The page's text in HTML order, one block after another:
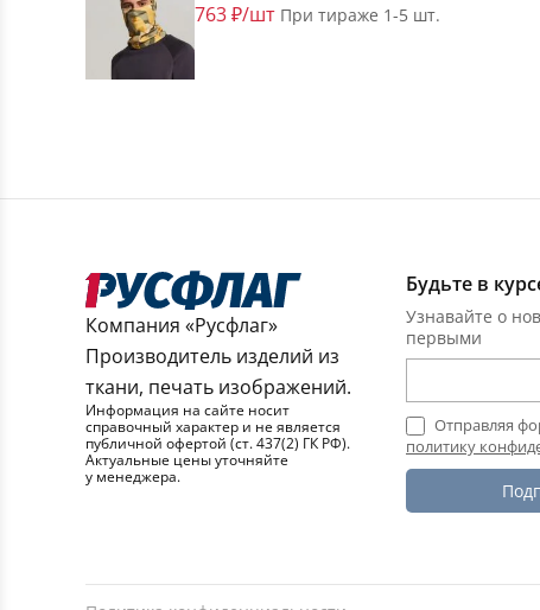
763 ₽/шт При тираже 1-5 шт.
Компания «Русфлаг»
Производитель изделий из
ткани, печать изображений.
Информация на сайте носит
справочный характер и не является
публичной офертой (ст. 437(2) ГК РФ).
Актуальные цены уточняйте
у менеджера.
Будьте в
Узнавайте о
первыми
Отправляя
политику